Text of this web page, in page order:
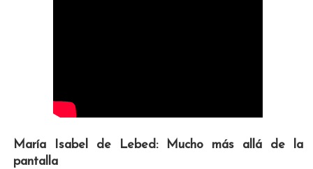
María Isabel de Lebed: Mucho más allá de la
pantalla